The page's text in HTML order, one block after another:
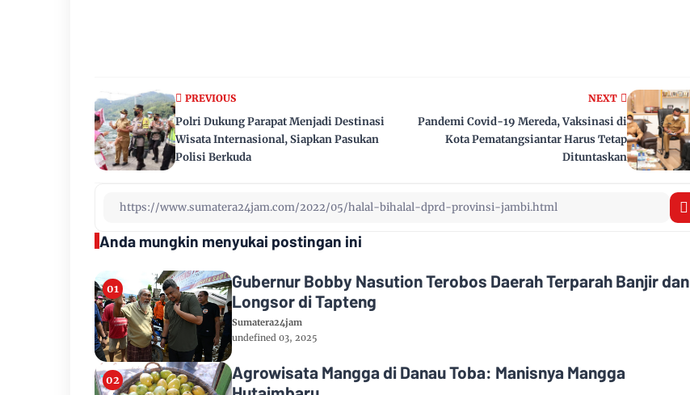
NEXT
Pandemi Covid-19 Mereda, Vaksinasi di
Kota Pematangsiantar Harus Tetap
Dituntaskan
PREVIOUS
Polri Dukung Parapat Menjadi Destinasi
Wisata Internasional, Siapkan Pasukan
Polisi Berkuda
Anda mungkin menyukai postingan ini
Gubernur Bobby Nasution Terobos Daerah Terparah Banjir dan
Longsor di Tapteng
Sumatera24jam
undefined 03, 2025
Agrowisata Mangga di Danau Toba: Manisnya Mangga